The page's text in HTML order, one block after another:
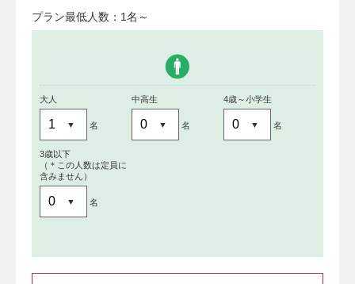
プラン最低人数：1名～
大人
名
中高生
名
4歳～小学生
名
3歳以下
（＊この人数は定員に
含みません）
名